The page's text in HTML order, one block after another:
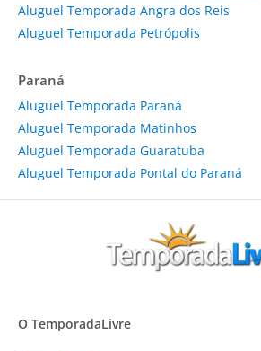
Aluguel Temporada Angra dos Reis
Aluguel Temporada Petrópolis
Paraná
Aluguel Temporada Paraná
Aluguel Temporada Matinhos
Aluguel Temporada Guaratuba
Aluguel Temporada Pontal do Paraná
O TemporadaLivre